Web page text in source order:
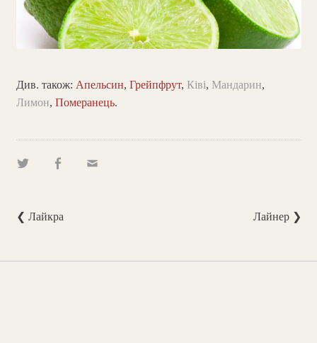
Див. також: Апельсин, Грейпфрут, Ківі, Мандарин,
Лимон, Померанець.
❮ Лайкра Лайнер ❯